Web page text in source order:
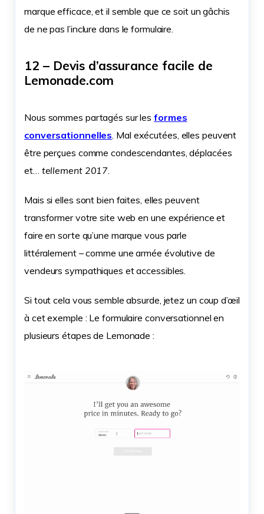
marque efficace, et il semble que ce soit un gâchis
de ne pas l’inclure dans le formulaire.
12 – Devis d’assurance facile de
Lemonade.com
Nous sommes partagés sur lesformes
conversationnelles . Mal exécutées, elles peuvent
être perçues comme condescendantes, déplacées
et… tellement 2017
Mais si elles sont bien faites, elles peuvent
transformer votre site web en une expérience et
faire en sorte qu’une marque vous parle
littéralement – comme une armée évolutive de
vendeurs sympathiques et accessibles.
Si tout cela vous semble absurde, jetez un coup d’œil
à cet exemple : Le formulaire conversationnel en
plusieurs étapes de Lemonade :